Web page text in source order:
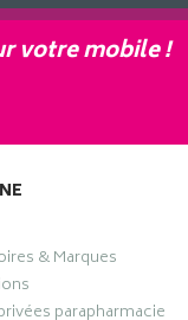
votre mobile !
& Marques
parapharmacie